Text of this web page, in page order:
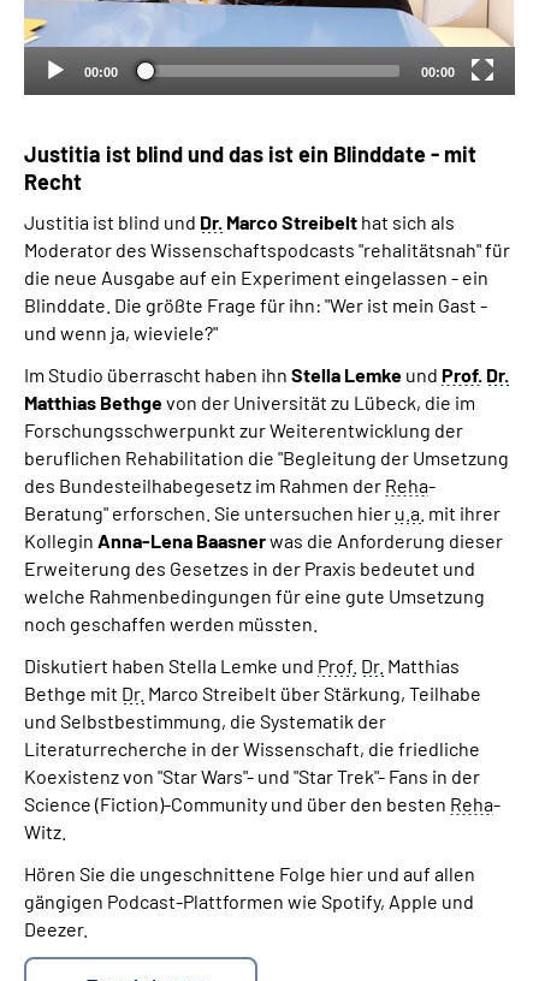
Mein Kundenportal
00:00 00:00
Justitia ist blind und das ist ein Blinddate - mit
Recht
Justitia ist blind und Dr. Marco Streibelt hat sich als
Moderator des Wissenschaftspodcasts "rehalitätsnah" für
die neue Ausgabe auf ein Experiment eingelassen - ein
Blinddate. Die größte Frage für ihn: "Wer ist mein Gast -
und wenn ja, wieviele?"
Im Studio überrascht haben ihn Stella Lemke und Prof. Dr.
Matthias Bethgevon der Universität zu Lübeck, die im
Forschungsschwerpunkt zur Weiterentwicklung der
beruflichen Rehabilitation die "Begleitung der Umsetzung
des Bundesteilhabegesetz im Rahmen der Reha-
Beratung" erforschen. Sie untersuchen hier u.a. mit ihrer
Kollegin Anna-Lena Baasnerwas die Anforderung dieser
Erweiterung des Gesetzes in der Praxis bedeutet und
welche Rahmenbedingungen für eine gute Umsetzung
noch geschaffen werden müssten.
Diskutiert haben Stella Lemke und Prof. Dr. Matthias
Bethge mit Dr. Marco Streibelt über Stärkung, Teilhabe
und Selbstbestimmung, die Systematik der
Literaturrecherche in der Wissenschaft, die friedliche
Koexistenz von "Star Wars"- und "Star Trek"- Fans in der
Science (Fiction)-Community und über den besten Reha-
Witz.
Hören Sie die ungeschnittene Folge hier und auf allen
gängigen Podcast-Plattformen wie Spotify, Apple und
Deezer.